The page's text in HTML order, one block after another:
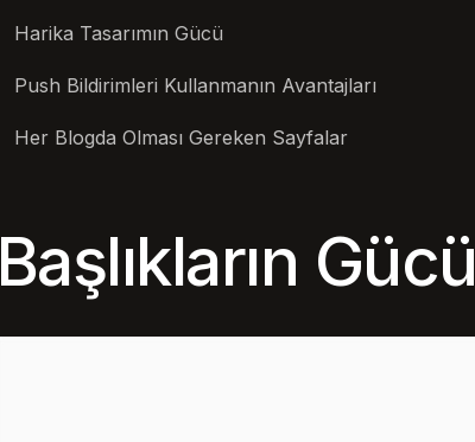
Harika Tasarımın Gücü
Push Bildirimleri Kullanmanın Avantajları
Her Blogda Olması Gereken Sayfalar
Başlıkların Gücü